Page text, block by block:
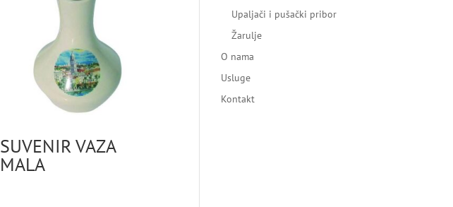
SUVENIR VAZA
MALA
Upaljači i pušački pribor
Žarulje
O nama
Usluge
Kontakt